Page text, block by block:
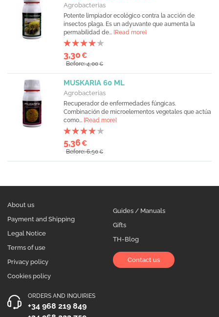
Agrobacterias
Potente limpiador ecológico contra la acción de
insectos plaga. Es un adyuvante que aumenta la
permabilidad de... [Read more]
3,30€
Before: 4,00€
MUSKARIA 60 ML
Agrobacterias
Recuperador de enfermedades fúngicas.
Combinación de microelementos vegetales que actúa
como... [Read more]
5,36€
Before: 6,50€
About us
Payment and Shipping
Legal Notice
Terms of use
Privacy policy
Cookies policy
Guides / Manuals
Gifts
TH-Blog
Contact us
ORDERS AND INQUIRIES
+34 968 219 849